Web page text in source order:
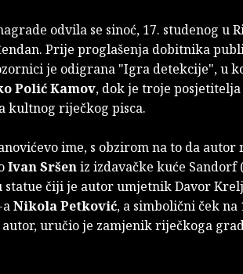
odvila se sinoć, 17. studenog u
Prije proglašenja dobitnika
je odigrana "Igra detekcije", u
Polić Kamov, dok je troje
kultnog riječkog pisca.
ime, s obzirom na to da autor
Ivan Sršeniz izdavačke kuće
čiji je autor umjetnik Davor
Nikola Petković, a simbolični ček na
uručio je zamjenik riječkoga